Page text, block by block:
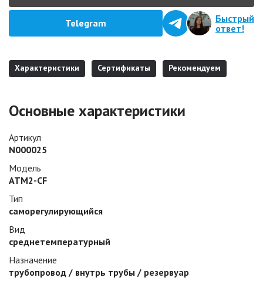
Telegram
Быстрый
ответ!
Характеристики Сертификаты Рекомендуем
Основные характеристики
Артикул
N000025
Модель
ATM2-CF
Тип
саморегулирующийся
Вид
среднетемпературный
Назначение
трубопровод / внутрь трубы / резервуар